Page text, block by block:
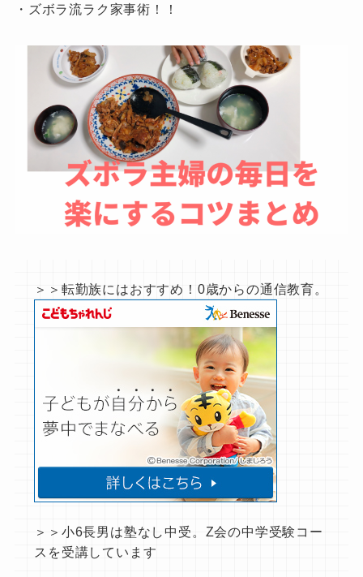
・ズボラ流ラク家事術！！
＞＞転勤族にはおすすめ！0歳からの通信教育。
＞＞小6長男は塾なし中受。Z会の中学受験コー
スを受講しています